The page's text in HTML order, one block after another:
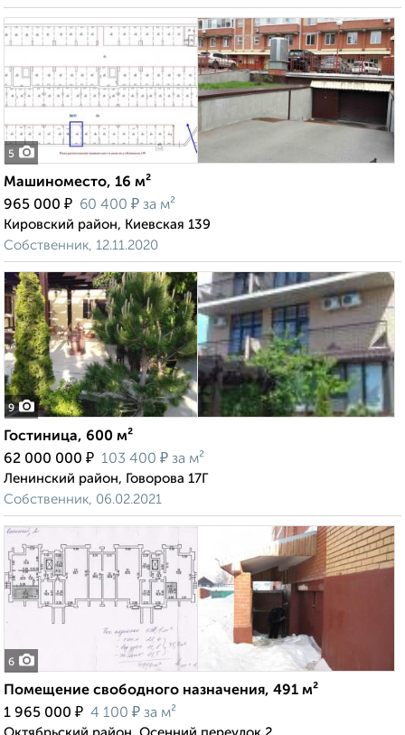
5
Машиноместо, 16 м²
965 000 ₽ 60 400 ₽ за м²
Кировский район, Киевская 139
Собственник, 12.11.2020
9
Гостиница, 600 м²
62 000 000 ₽ 103 400 ₽ за м²
Ленинский район, Говорова 17Г
Собственник, 06.02.2021
6
Помещение свободного назначения, 491 м²
1 965 000 ₽ 4 100 ₽ за м²